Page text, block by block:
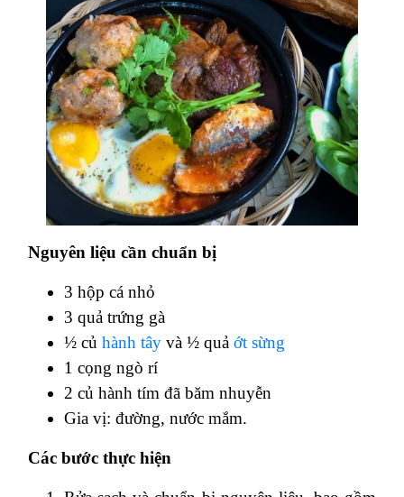
Nguyên liệu cần chuẩn bị
3 hộp cá nhỏ
3 quả trứng gà
½ củ hành tây và ½ quả ớt sừng
1 cọng ngò rí
2 củ hành tím đã băm nhuyễn
Gia vị: đường, nước mắm.
Các bước thực hiện